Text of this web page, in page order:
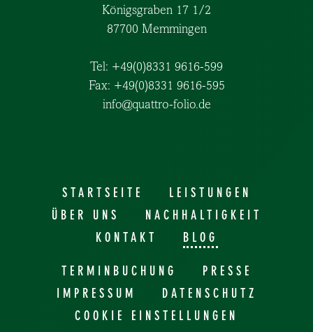
Königsgraben 17 1/2
87700 Memmingen
Tel: +49(0)8331 9616-599
Fax: +49(0)8331 9616-595
info@quattro-folio.de
STARTSEITE
LEISTUNGEN
ÜBER UNS
NACHHALTIGKEIT
KONTAKT
BLOG
TERMINBUCHUNG
PRESSE
IMPRESSUM
DATENSCHUTZ
COOKIE EINSTELLUNGEN